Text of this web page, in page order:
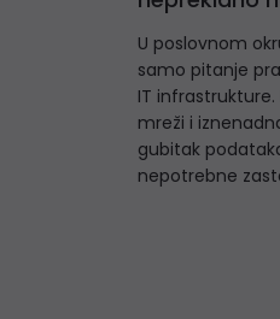
U poslovnom
samo pitanje
IT
mreži i
gubitak
nepotrebne